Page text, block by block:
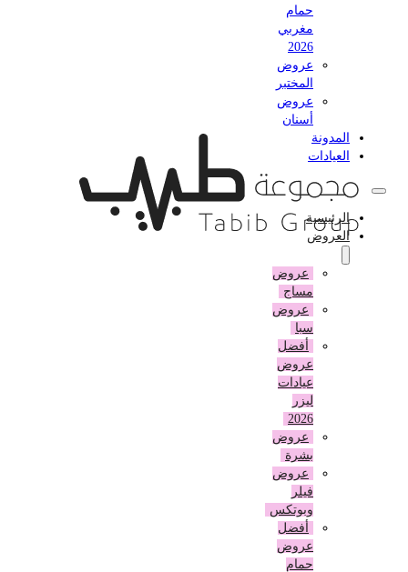
حمام
مغربي
عروض
المختبر
عروض
أسنان
المدونة
العيادات
الرئيسية
العروض
عروض
مساج
عروض
أفضل
عروض
عيادات
عروض
بشرة
عروض
وبوتكس
أفضل
عروض
حمام